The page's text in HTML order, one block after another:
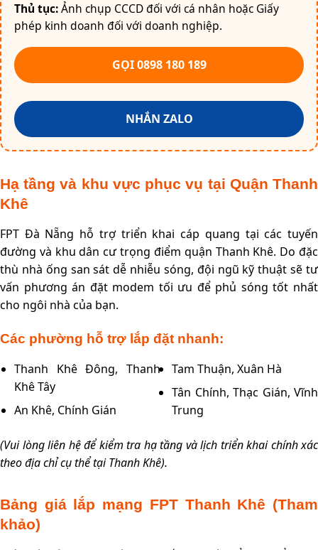
Thủ tục:Ảnh chụp CCCD đối với cá nhân hoặc Giấy
phép kinh doanh đối với doanh nghiệp.
GỌI 0898 180 189
NHẮN ZALO
Hạ tầng và khu vực phục vụ tại Quận Thanh
Khê
FPT Đà Nẵng hỗ trợ triển khai cáp quang tại các tuyến
đường và khu dân cư trọng điểm quận Thanh Khê. Do đặc
thù nhà ống san sát dễ nhiễu sóng, đội ngũ kỹ thuật sẽ tư
vấn phương án đặt modem tối ưu để phủ sóng tốt nhất
cho ngôi nhà của bạn.
Các phường hỗ trợ lắp đặt nhanh:
Thanh Khê Đông, Thanh
Khê Tây
An Khê, Chính Gián
Tam Thuận, Xuân Hà
Tân Chính, Thạc Gián, Vĩnh
Trung
(Vui lòng liên hệ để kiểm tra hạ tầng và lịch triển khai chính xác
theo địa chỉ cụ thể tại Thanh Khê).
Bảng giá lắp mạng FPT Thanh Khê (Tham
khảo)